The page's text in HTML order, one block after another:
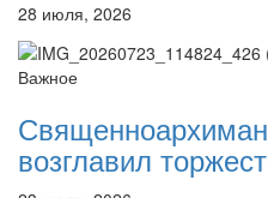
28 июля, 2026
Важное
возглавил